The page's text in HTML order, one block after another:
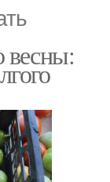
весны: